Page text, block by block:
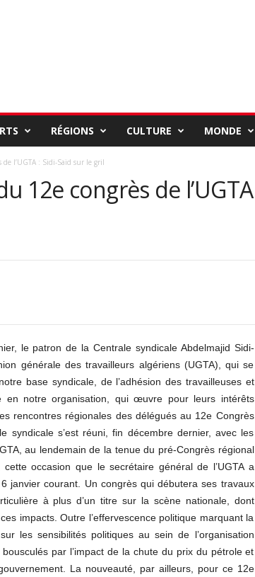
RÉGIONS CULTURE MONDE
l’UGTA : Sidi-Saïd sur le gril
12e congrès de l’UGTA
le patron de la Centrale syndicale Abdelmajid Sidi-
générale des travailleurs algériens (UGTA), qui se
base syndicale, de l’adhésion des travailleuses et
en notre organisation, qui œuvre pour leurs intérêts
rencontres régionales des délégués au 12e Congrès
syndicale s’est réuni, fin décembre dernier, avec les
au lendemain de la tenue du pré-Congrès régional
occasion que le secrétaire général de l’UGTA a
janvier courant. Un congrès qui débutera ses travaux
à plus d’un titre sur la scène nationale, dont
impacts. Outre l’effervescence politique marquant la
les sensibilités politiques au sein de l’organisation
par l’impact de la chute du prix du pétrole et
La nouveauté, par ailleurs, pour ce 12e